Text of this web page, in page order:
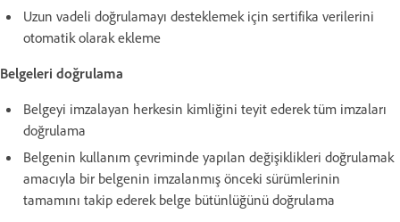
Uzun vadeli doğrulamayı desteklemek için sertifika verilerini
otomatik olarak ekleme
Belgeleri doğrulama
Belgeyi imzalayan herkesin kimliğini teyit ederek tüm imzaları
doğrulama
Belgenin kullanım çevriminde yapılan değişiklikleri doğrulamak
amacıyla bir belgenin imzalanmış önceki sürümlerinin
tamamını takip ederek belge bütünlüğünü doğrulama